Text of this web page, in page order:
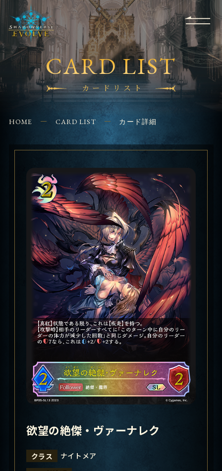
Q&A
EVENT SHOPS
FOR
BEGINNERS
APPLICATION
CONTACT
CARD LIST
カードリスト
HOME CARD LIST カード詳細
欲望の絶傑・ヴァーナレク
クラス
ナイトメア